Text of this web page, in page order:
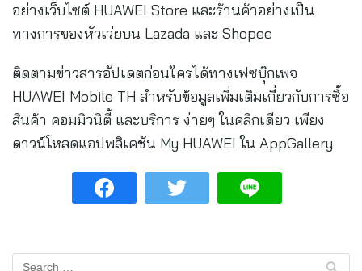
อย่างเว็บไซต์ HUAWEI Store และร้านค้าอย่างเป็น
ทางการของหัวเว่ยบน Lazada และ Shopee
ติดตามข่าวสารอัปเดตก่อนใครได้ทางเฟซบุ๊กเพจ
HUAWEI Mobile TH สำหรับข้อมูลเพิ่มเติมเกี่ยวกับการซื้อ
สินค้า คอมมิวนิตี้ และบริการ ง่ายๆ ในคลิกเดียว เพียง
ดาวน์โหลดแอปพลิเคชัน My HUAWEI ใน AppGallery